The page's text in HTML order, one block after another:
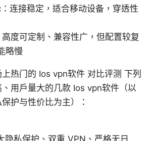
连接稳定，适合移动设备，穿透性
度可定制、兼容性广，但配置较复
略慢
热门的 Ios vpn软件 对比评测 下列
用户量大的几款 Ios vpn软件（以
护与性价比为主）：
隐私保护、双重 VPN、严格无日